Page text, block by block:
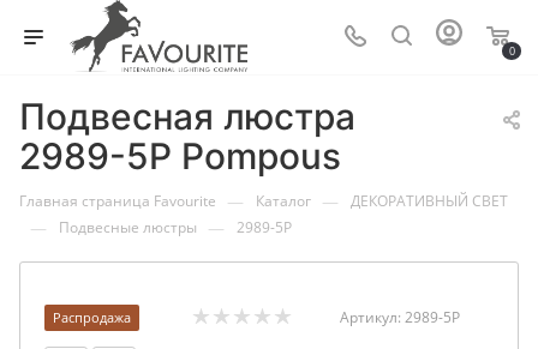
0
Подвесная люстра
2989-5P Pompous
Главная страница Favourite — Каталог — ДЕКОРАТИВНЫЙ СВЕТ
— Подвесные люстры — 2989-5P
Распродажа Артикул: 2989-5P